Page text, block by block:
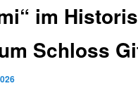
im
Schloss